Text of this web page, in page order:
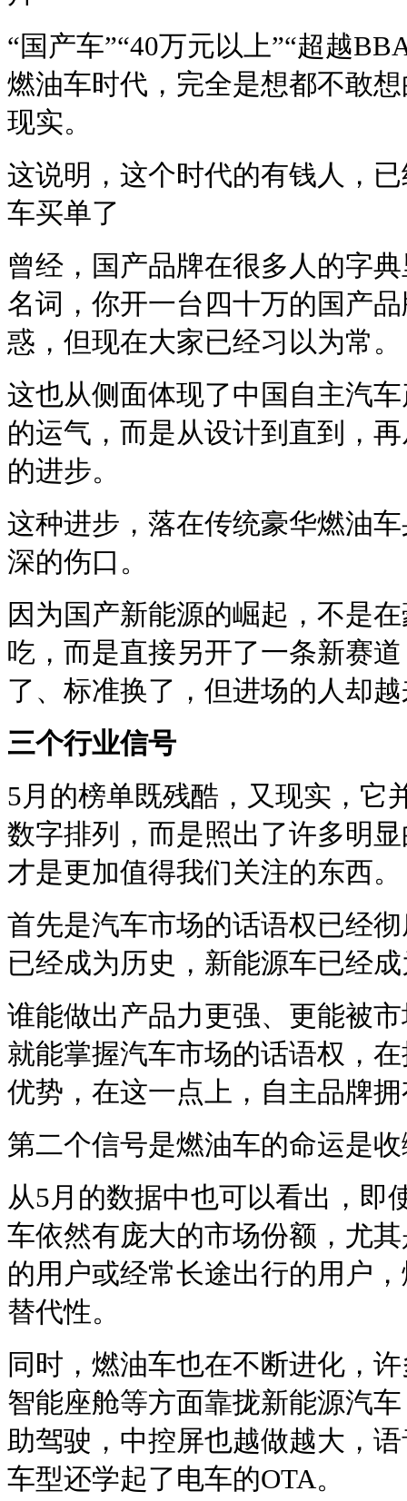
“国产车”“40万元以上”“超越
燃油车时代，完全是想都不敢
现实。
这说明，这个时代的有钱人，
车买单了
曾经，国产品牌在很多人的字
名词，你开一台四十万的国产
惑，但现在大家已经习以为常。
这也从侧面体现了中国自主汽
的运气，而是从设计到直到，
的进步。
这种进步，落在传统豪华燃油
深的伤口。
因为国产新能源的崛起，不是
吃，而是直接另开了一条新赛
了、标准换了，但进场的人却
三个行业信号
5月的榜单既残酷，又现实，它
数字排列，而是照出了许多明
才是更加值得我们关注的东西。
首先是汽车市场的话语权已经
已经成为历史，新能源车已经
谁能做出产品力更强、更能被
就能掌握汽车市场的话语权，
优势，在这一点上，自主品牌
第二个信号是燃油车的命运是
从5月的数据中也可以看出，即
车依然有庞大的市场份额，尤
的用户或经常长途出行的用户
替代性。
同时，燃油车也在不断进化，
智能座舱等方面靠拢新能源汽
助驾驶，中控屏也越做越大，
车型还学起了电车的OTA。